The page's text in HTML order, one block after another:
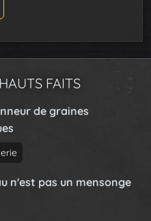
FAITS
de graines
n'est pas un mensonge